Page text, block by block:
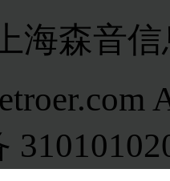
海森音